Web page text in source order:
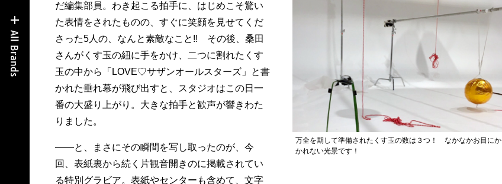
だ編集部員。わき起こる拍手に、はじめこそ驚い
た表情をされたものの、すぐに笑顔を見せてくだ
さった5人の、なんと素敵なこと!! その後、桑田
さんがくす玉の紐に手をかけ、二つに割れたくす
玉の中から「LOVE♡サザンオールスターズ」と書
かれた垂れ幕が飛び出すと、スタジオはこの日一
番の大盛り上がり。大きな拍手と歓声が響きわた
りました。
――と、まさにその瞬間を写し取ったのが、今
回、表紙裏から続く片観音開きのに掲載されてい
る特別グラビア。表紙やセンターも含めて、文字
万全を期して準備されたくす玉の数は３つ！ なかなかお目にか
かれない光景です！